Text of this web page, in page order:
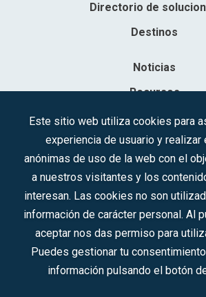
Directorio de
Destinos
Noticias
Recursos
Contacto
Sociedad Mercantil Estatal para la Gestión
Síguenos en redes
Este sitio web utiliza cookies para
experiencia de usuario y
anónimas de uso de la web con el
a nuestros visitantes y los
interesan. Las cookies no son
información de carácter personal. Al
aceptar nos das permiso para
Puedes gestionar tu
información pulsando el botón